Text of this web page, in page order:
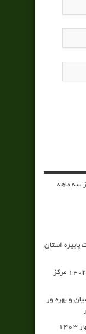
سه ماهه
پاییزه استان
برنامه سخنرانی ها و کارگاه‌های هفته پژوهش 1403 مرکز
و بهره ور